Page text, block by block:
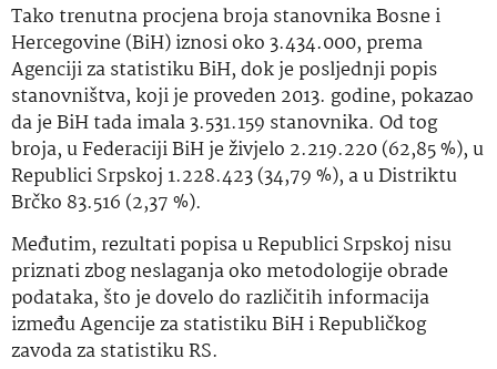
Tako trenutna procjena broja stanovnika Bosne i
Hercegovine (BiH) iznosi oko 3.434.000, prema
Agenciji za statistiku BiH, dok je posljednji popis
stanovništva, koji je proveden 2013. godine, pokazao
da je BiH tada imala 3.531.159 stanovnika. Od tog
broja, u Federaciji BiH je živjelo 2.219.220 (62,85 %), u
Republici Srpskoj 1.228.423 (34,79 %), a u Distriktu
Brčko 83.516 (2,37 %).
Međutim, rezultati popisa u Republici Srpskoj nisu
priznati zbog neslaganja oko metodologije obrade
podataka, što je dovelo do različitih informacija
između Agencije za statistiku BiH i Republičkog
zavoda za statistiku RS.